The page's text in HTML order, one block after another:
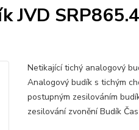
Netikající tichý analogový
Analogový budík s tichým
postupným zesilováním
zesilování zvonění Budík